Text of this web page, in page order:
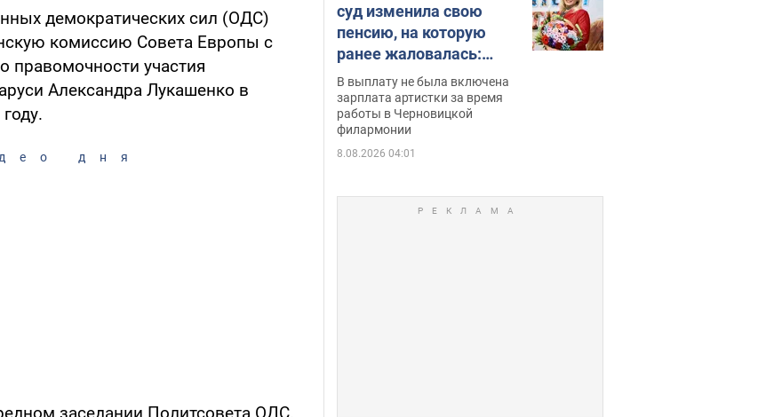
демократических сил (ОДС)
комиссию Совета Европы с
правомочности участия
Александра Лукашенко в
дня
суд изменила свою
пенсию, на которую
ранее жаловалась:
сколько получала
певица
В выплату не была включена
зарплата артистки за время
работы в Черновицкой
филармонии
8.08.2026 04:01